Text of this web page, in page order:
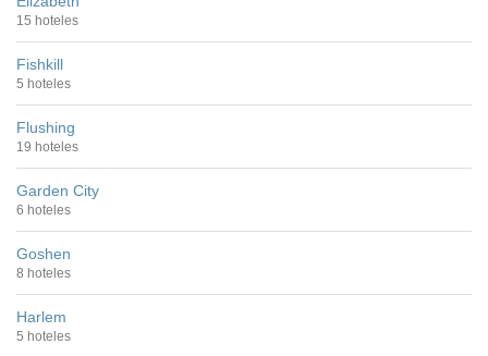
15 hoteles
Fishkill
5 hoteles
Flushing
19 hoteles
Garden City
6 hoteles
Goshen
8 hoteles
Harlem
5 hoteles